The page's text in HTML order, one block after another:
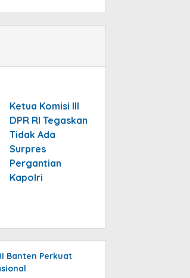
Ketua Komisi III
DPR RI Tegaskan
Tidak Ada
Surpres
Pergantian
Kapolri
Banten Perkuat